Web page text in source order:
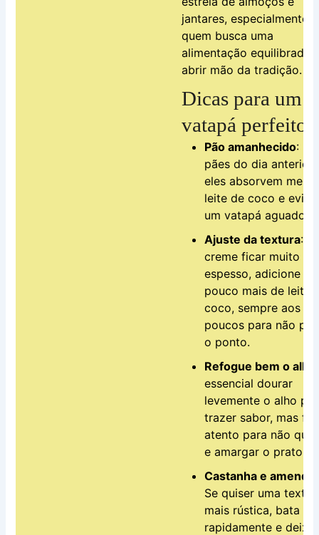
jantares, especialmente
quem busca uma
alimentação equilibrada
abrir mão da tradição.
Dicas para um
vatapá perfeito
Pão amanhecido:
pães do dia anterior
eles absorvem
leite de coco e
um vatapá aguado.
Ajuste da textura:
creme ficar muito
espesso, adicione
pouco mais de leite
coco, sempre aos
poucos para não
o ponto.
Refogue bem o
essencial dourar
levemente o alho
trazer sabor, mas
atento para não
e amargar o prato.
Castanha e
Se quiser uma
mais rústica, bata
rapidamente e deixe